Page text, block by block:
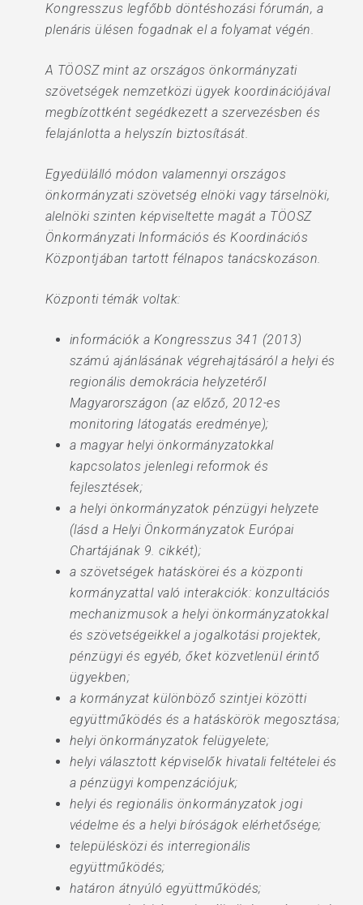
Kongresszus legfőbb döntéshozási fórumán, a
plenáris ülésen fogadnak el a folyamat végén.
A TÖOSZ mint az országos önkormányzati
szövetségek nemzetközi ügyek koordinációjával
megbízottként segédkezett a szervezésben és
felajánlotta a helyszín biztosítását.
Egyedülálló módon valamennyi országos
önkormányzati szövetség elnöki vagy társelnöki,
alelnöki szinten képviseltette magát a TÖOSZ
Önkormányzati Információs és Koordinációs
Központjában tartott félnapos tanácskozáson.
Központi témák voltak:
információk a Kongresszus 341 (2013)
számú ajánlásának végrehajtásáról a helyi és
regionális demokrácia helyzetéről
Magyarországon (az előző, 2012-es
monitoring látogatás eredménye);
a magyar helyi önkormányzatokkal
kapcsolatos jelenlegi reformok és
fejlesztések;
a helyi önkormányzatok pénzügyi helyzete
(lásd a Helyi Önkormányzatok Európai
Chartájának 9. cikkét);
a szövetségek hatáskörei és a központi
kormányzattal való interakciók: konzultációs
mechanizmusok a helyi önkormányzatokkal
és szövetségeikkel a jogalkotási projektek,
pénzügyi és egyéb, őket közvetlenül érintő
ügyekben;
a kormányzat különböző szintjei közötti
együttműködés és a hatáskörök megosztása;
helyi önkormányzatok felügyelete;
helyi választott képviselők hivatali feltételei és
a pénzügyi kompenzációjuk;
helyi és regionális önkormányzatok jogi
védelme és a helyi bíróságok elérhetősége;
településközi és interregionális
együttműködés;
határon átnyúló együttműködés;